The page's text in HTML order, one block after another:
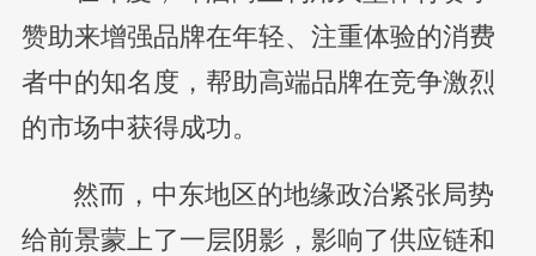
赞助来增强品牌在年轻、注重体验的消费
者中的知名度，帮助高端品牌在竞争激烈
的市场中获得成功。
然而，中东地区的地缘政治紧张局势
给前景蒙上了一层阴影，影响了供应链和